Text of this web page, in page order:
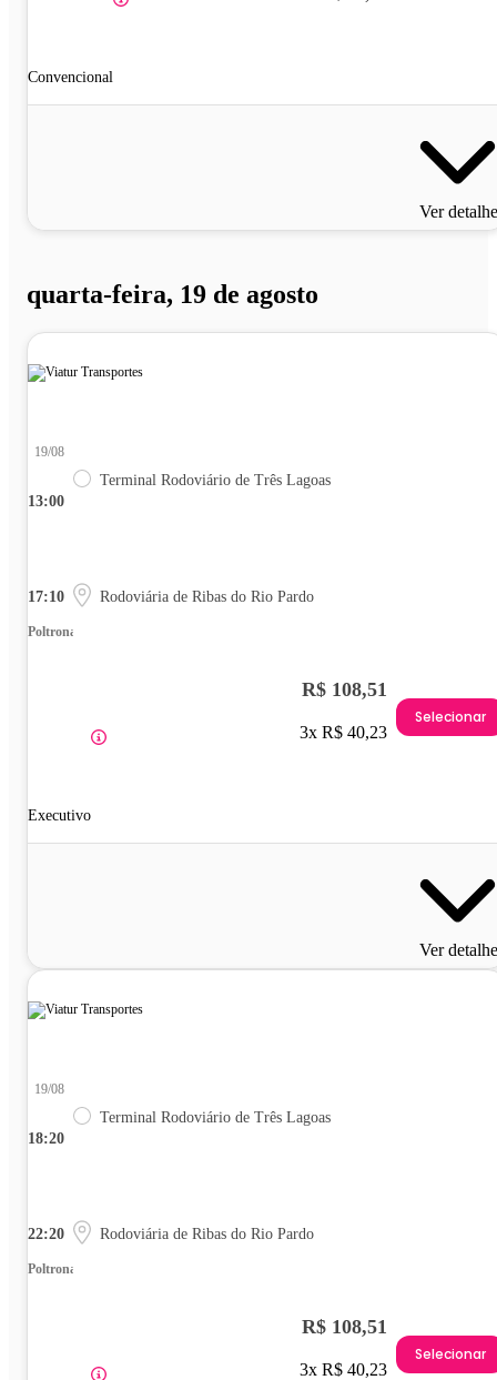
Convencional
Ver
quarta-feira, 19 de agosto
13:00
19/08
Terminal Rodoviário de Três Lagoas
17:10 Rodoviária de Ribas do Rio Pardo
Poltrona
Executivo
R$ 108,51
3x R$ 40,23
Selecionar
Ver
18:20
19/08
Terminal Rodoviário de Três Lagoas
22:20 Rodoviária de Ribas do Rio Pardo
Poltrona
R$ 108,51
3x R$ 40,23
Selecionar